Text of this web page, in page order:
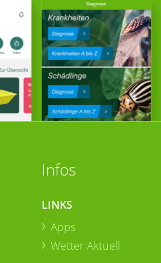
Infos
LINKS
Apps
Wetter Aktuell